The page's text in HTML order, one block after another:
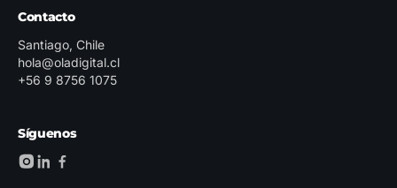
Contacto
Santiago, Chile
hola@oladigital.cl
+56 9 8756 1075
Síguenos